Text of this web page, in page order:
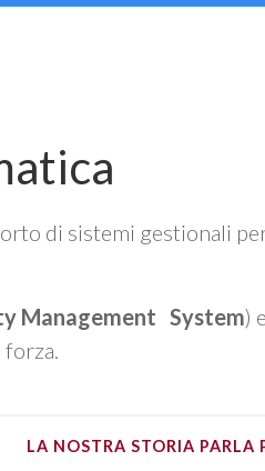
di sistemi gestionali
Management System) e
LA NOSTRA STORIA PARLA